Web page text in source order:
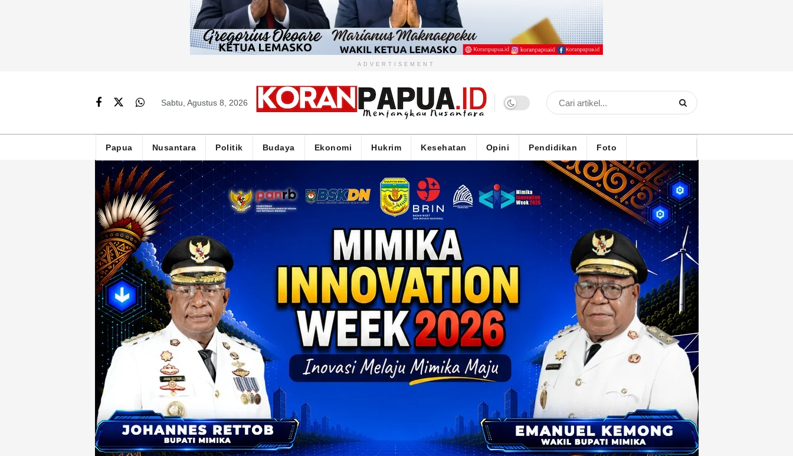
ADVERTISEMENT
Sabtu, Agustus 8, 2026
Papua Nusantara Politik Budaya Ekonomi Hukrim Kesehatan Opini Pendidikan Foto